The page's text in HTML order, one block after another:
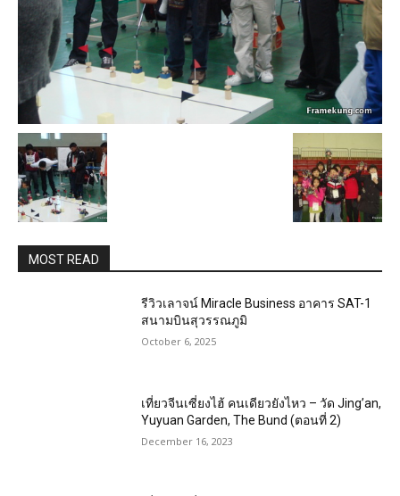
MOST READ
รีวิวเลาจน์ Miracle Business อาคาร SAT-1
สนามบินสุวรรณภูมิ
October 6, 2025
เที่ยวจีนเซี่ยงไฮ้ คนเดียวยังไหว – วัด Jing’an,
Yuyuan Garden, The Bund (ตอนที่ 2)
December 16, 2023